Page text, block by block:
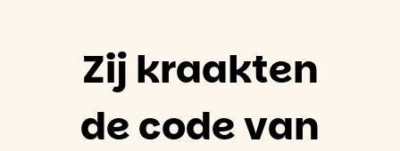
Zij kraakten
de code van